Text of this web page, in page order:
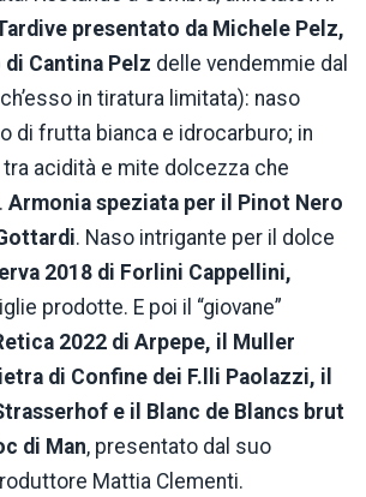
presentato da Michele Pelz,
di Cantina Pelz delle vendemmie dal
in tiratura limitata): naso
di frutta bianca e idrocarburo; in
acidità e mite dolcezza che
Armonia speziata per il Pinot Nero
. Naso intrigante per il dolce
2018 di Forlini Cappellini,
prodotte. E poi il “giovane”
2022 di Arpepe, il Muller
di Confine dei F.lli Paolazzi, il
e il Blanc de Blancs brut
di Man, presentato dal suo
Mattia Clementi.